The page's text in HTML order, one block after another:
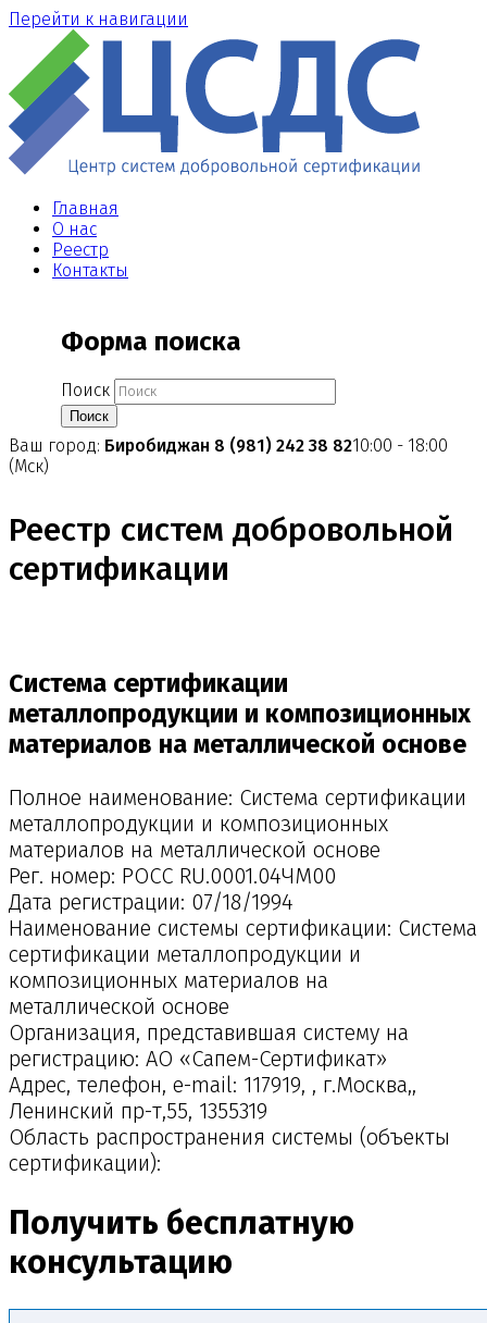
Перейти к навигации
Главная
О нас
Реестр
Контакты
Форма поиска
Поиск
Ваш город: Биробиджан 8 (981) 242 38 8210:00 - 18:00
(Мск)
Реестр систем добровольной
сертификации
Система сертификации
металлопродукции и композиционных
материалов на металлической основе
Полное наименование: Система сертификации
металлопродукции и композиционных
материалов на металлической основе
Рег. номер: РОСС RU.0001.04ЧМ00
Дата регистрации: 07/18/1994
Наименование системы сертификации: Система
сертификации металлопродукции и
композиционных материалов на
металлической основе
Организация, представившая систему на
регистрацию: АО «Сапем-Сертификат»
Адрес, телефон, e-mail: 117919, , г.Москва,,
Ленинский пр-т,55, 1355319
Область распространения системы (объекты
сертификации):
Получить бесплатную
консультацию